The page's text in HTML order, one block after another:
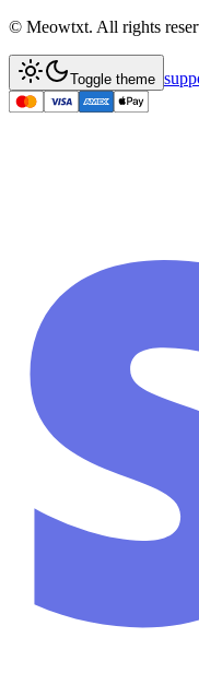
© Meowtxt. All rights
Toggle theme